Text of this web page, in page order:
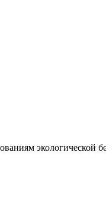
экологической